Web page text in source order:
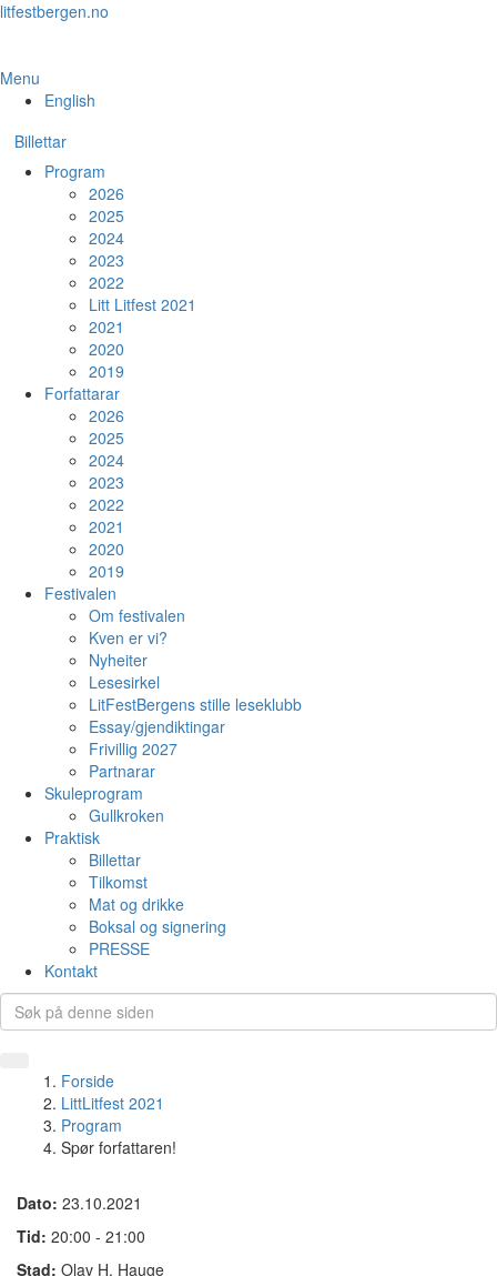
Skip
content
litfestbergen.no
Menu
English
Billettar
Program
2026
2025
2024
2023
2022
Litt Litfest 2021
2021
2020
2019
Forfattarar
2026
2025
2024
2023
2022
2021
2020
2019
Festivalen
Om festivalen
Kven er vi?
Nyheiter
Lesesirkel
LitFestBergens stille leseklubb
Essay/gjendiktingar
Frivillig 2027
Partnarar
Skuleprogram
Gullkroken
Praktisk
Billettar
Tilkomst
Mat og drikke
Boksal og signering
PRESSE
Kontakt
Forside
LittLitfest 2021
Program
Spør forfattaren!
Dato: 23.10.2021
Tid: 20:00 - 21:00
Stad: Olav H. Hauge